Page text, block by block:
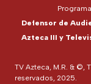
TV Azteca, M.R. & ©,
reservados, 2025.
Defensor de
Azteca III y